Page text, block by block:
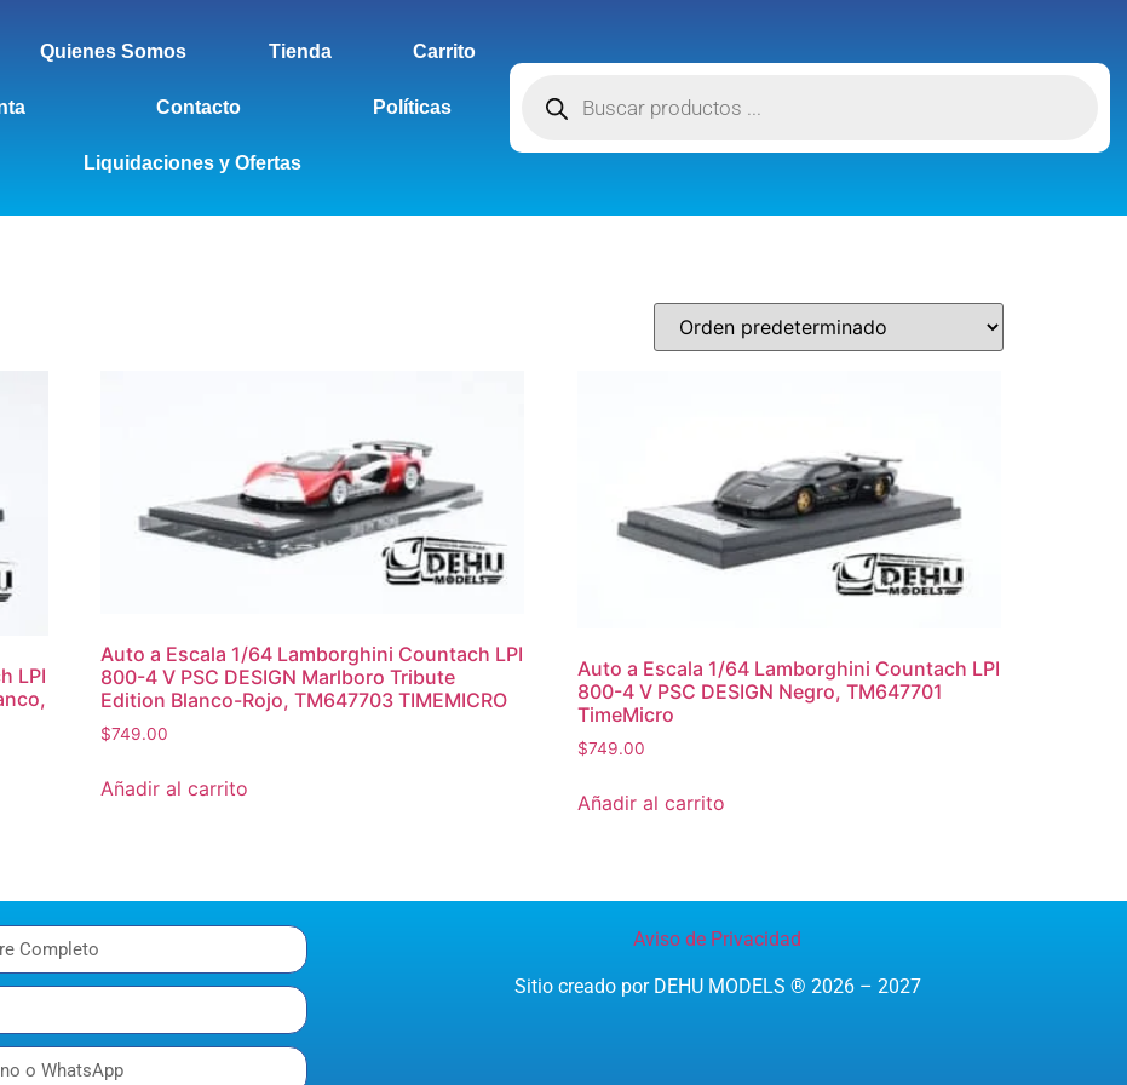
Quienes Somos Tienda Carrito
Contacto Políticas
Liquidaciones y Ofertas
LPI
Auto a Escala 1/64 Lamborghini Countach LPI
800-4 V PSC DESIGN Marlboro Tribute
Edition Blanco-Rojo, TM647703 TIMEMICRO
$749.00
Añadir al carrito
Auto a Escala 1/64 Lamborghini Countach LPI
800-4 V PSC DESIGN Negro, TM647701
TimeMicro
$749.00
Añadir al carrito
Aviso de Privacidad
Sitio creado por DEHU MODELS ® 2026 – 2027